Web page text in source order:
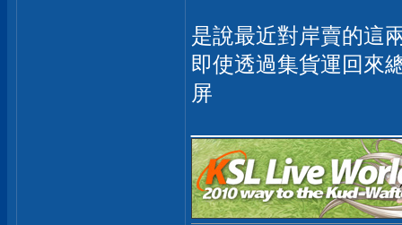
是說最近對岸賣的這
即使透過集貨運回來
屏